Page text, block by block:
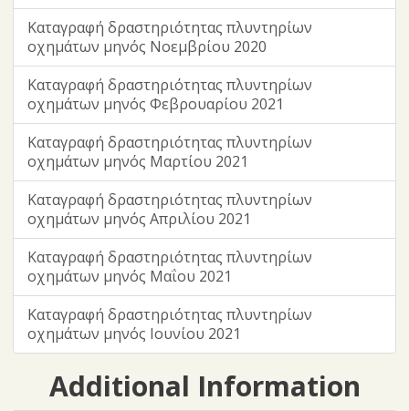
Καταγραφή δραστηριότητας πλυντηρίων
οχημάτων μηνός Νοεμβρίου 2020
Καταγραφή δραστηριότητας πλυντηρίων
οχημάτων μηνός Φεβρουαρίου 2021
Καταγραφή δραστηριότητας πλυντηρίων
οχημάτων μηνός Μαρτίου 2021
Καταγραφή δραστηριότητας πλυντηρίων
οχημάτων μηνός Απριλίου 2021
Καταγραφή δραστηριότητας πλυντηρίων
οχημάτων μηνός Μαΐου 2021
Καταγραφή δραστηριότητας πλυντηρίων
οχημάτων μηνός Ιουνίου 2021
Additional Information